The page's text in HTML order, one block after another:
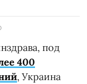
под
400
, Украина